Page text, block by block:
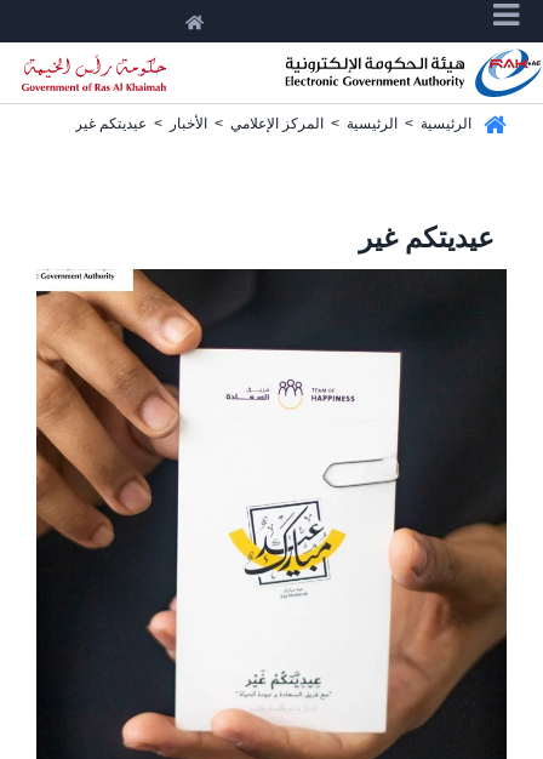
الرئيسية > الرئيسية > المركز الإعلامي > الأخبار > عيديتكم غير
عيديتكم غير